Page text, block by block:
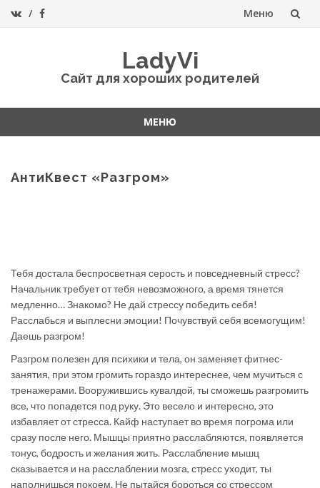
Меню
LadyVi
Сайт для хороших родителей
МЕНЮ
содержанию
АнтиКвест «Разгром»
Тебя достала беспросветная серость и повседневный стресс?
Начальник требует от тебя невозможного, а время тянется
медленно… Знакомо? Не дай стрессу победить себя!
Расслабься и выплесни эмоции! Почувствуй себя всемогущим!
Даешь разгром!
Разгром полезен для психики и тела, он заменяет фитнес-
занятия, при этом громить гораздо интереснее, чем мучиться с
тренажерами. Вооружившись кувалдой, ты сможешь разгромить
все, что попадется под руку. Это весело и интересно, это
избавляет от стресса. Кайф наступает во время погрома или
сразу после него. Мышцы приятно расслабляются, появляется
тонус, бодрость и желания жить. Расслабление мышц
сказывается и на расслаблении мозга, стресс уходит, ты
наполнишься покоем. Не пытайся бороться со стрессом